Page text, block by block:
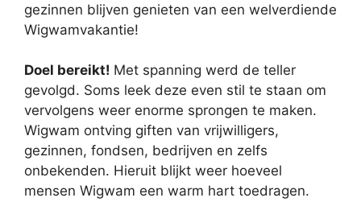
gezinnen blijven genieten van een welverdiende
Wigwamvakantie!
Doel bereikt! Met spanning werd de teller
gevolgd. Soms leek deze even stil te staan om
vervolgens weer enorme sprongen te maken.
Wigwam ontving giften van vrijwilligers,
gezinnen, fondsen, bedrijven en zelfs
onbekenden. Hieruit blijkt weer hoeveel
mensen Wigwam een warm hart toedragen.